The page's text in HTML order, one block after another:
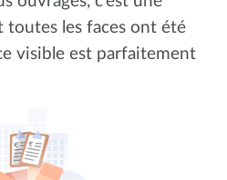
toutes les faces ont été
visible est parfaitement